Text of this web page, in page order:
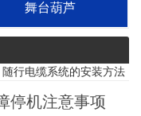
舞台葫芦
随行电缆系统的安装方法
停机注意事项